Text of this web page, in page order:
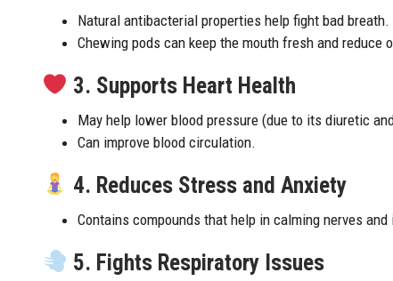
Natural antibacterial properties help fight bad breath.
Chewing pods can keep the mouth fresh and reduce
3. Supports Heart Health
May help lower blood pressure (due to its diuretic
Can improve blood circulation.
4. Reduces Stress and Anxiety
Contains compounds that help in calming nerves and
5. Fights Respiratory Issues